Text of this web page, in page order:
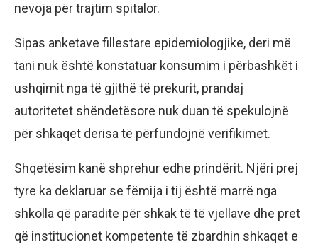
nevoja për trajtim spitalor.
Sipas anketave fillestare epidemiologjike, deri më
tani nuk është konstatuar konsumim i përbashkët i
ushqimit nga të gjithë të prekurit, prandaj
autoritetet shëndetësore nuk duan të spekulojnë
për shkaqet derisa të përfundojnë verifikimet.
Shqetësim kanë shprehur edhe prindërit. Njëri prej
tyre ka deklaruar se fëmija i tij është marrë nga
shkolla që paradite për shkak të të vjellave dhe pret
që institucionet kompetente të zbardhin shkaqet e